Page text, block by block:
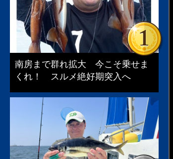
南房まで群れ拡大 今こそ乗せま
くれ！ スルメ絶好期突入へ